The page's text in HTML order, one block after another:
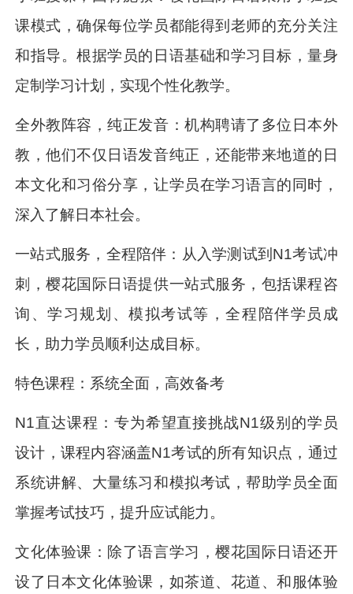
课模式，确保每位学员都能得到老师的充分关注
和指导。根据学员的日语基础和学习目标，量身
定制学习计划，实现个性化教学。
全外教阵容，纯正发音：机构聘请了多位日本外
教，他们不仅日语发音纯正，还能带来地道的日
本文化和习俗分享，让学员在学习语言的同时，
深入了解日本社会。
一站式服务，全程陪伴：从入学测试到N1考试冲
刺，樱花国际日语提供一站式服务，包括课程咨
询、学习规划、模拟考试等，全程陪伴学员成
长，助力学员顺利达成目标。
特色课程：系统全面，高效备考
N1直达课程：专为希望直接挑战N1级别的学员
设计，课程内容涵盖N1考试的所有知识点，通过
系统讲解、大量练习和模拟考试，帮助学员全面
掌握考试技巧，提升应试能力。
文化体验课：除了语言学习，樱花国际日语还开
设了日本文化体验课，如茶道、花道、和服体验